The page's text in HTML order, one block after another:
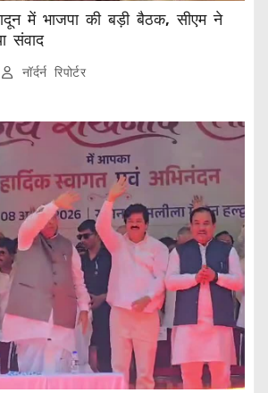
में भाजपा की बड़ी बैठक, सीएम ने
संवाद
नॉर्दर्न रिपोर्टर